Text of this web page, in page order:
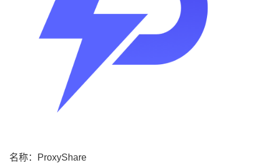
名称：ProxyShare